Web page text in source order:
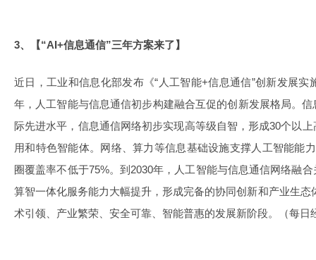
3、【“AI+信息通信”三年方案来了】
近日，工业和信息化部发布《“人工智能+信息通信”创新发展实
年，人工智能与信息通信初步构建融合互促的创新发展格局。
际先进水平，信息通信网络初步实现高等级自智，形成30个以
用和特色智能体。网络、算力等信息基础设施支撑人工智能能
圈覆盖率不低于75%。到2030年，人工智能与信息通信网络融
算智一体化服务能力大幅提升，形成完备的协同创新和产业生态
术引领、产业繁荣、安全可靠、智能普惠的发展新阶段。（每日